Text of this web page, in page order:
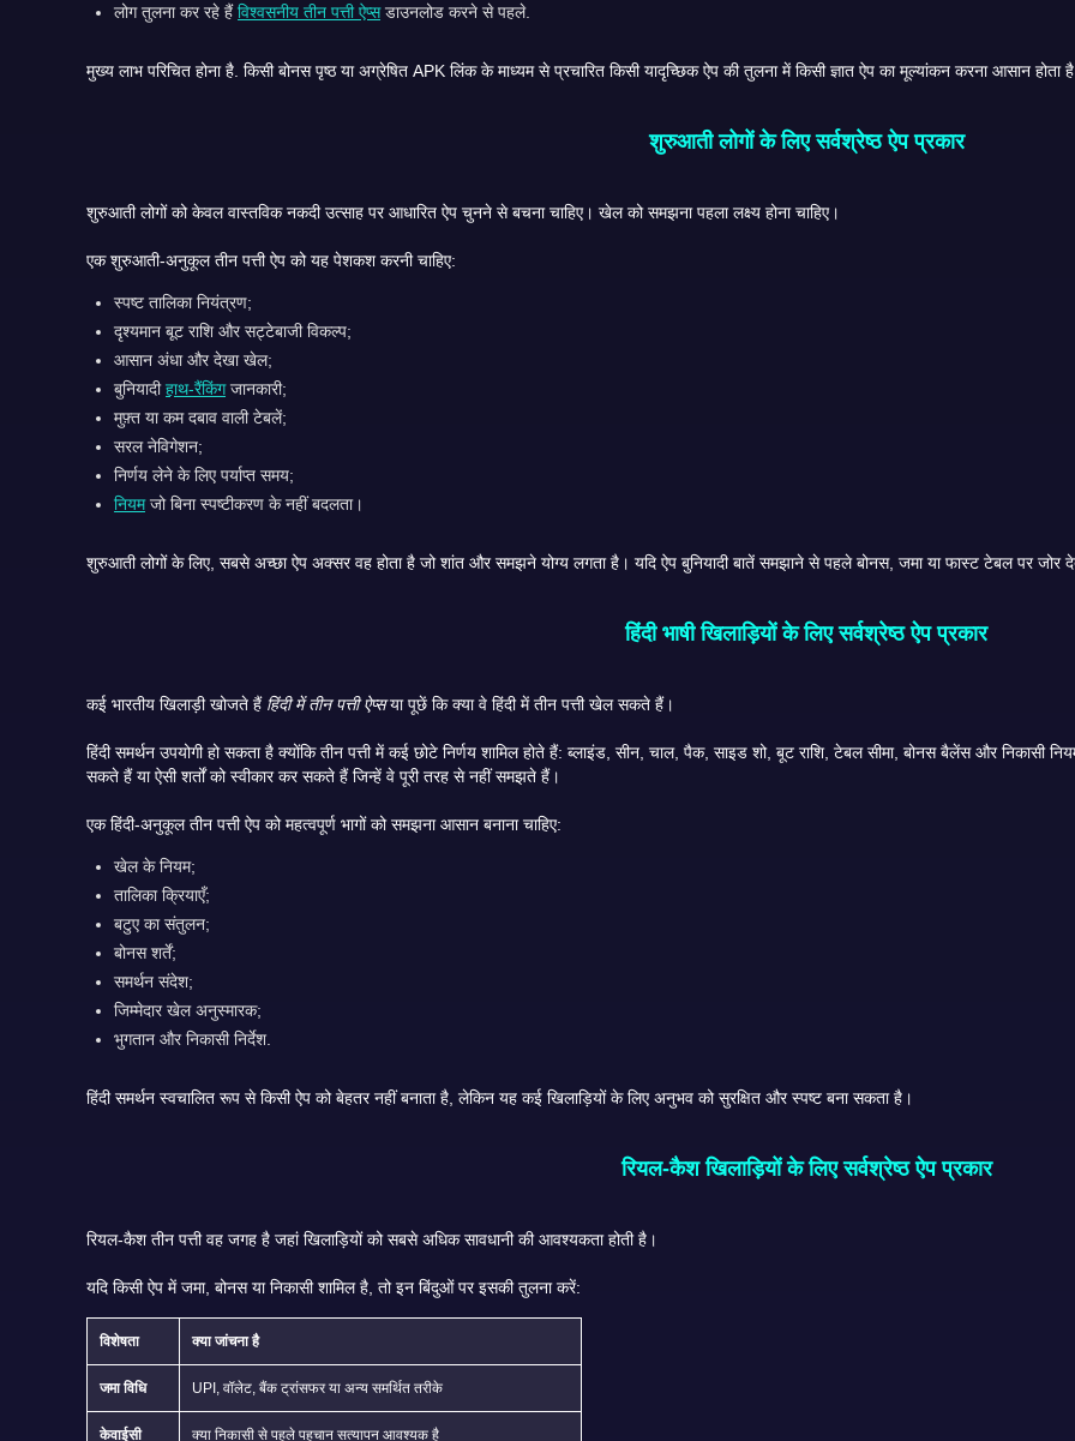
लोग तुलना कर रहे हैंविश्वसनीय तीन पत्ती ऐप्सडाउनलोड करने से पहले.
मुख्य लाभ परिचित होना है. किसी बोनस पृष्ठ या अग्रेषित APK लिंक के माध्यम से प्रचारित किसी यादृच्छिक ऐप की तुलना में किसी ज्ञात ऐप का मूल्यांकन करना आसान
शुरुआती लोगों के लिए सर्वश्रेष्ठ ऐप प्रकार
शुरुआती लोगों को केवल वास्तविक नकदी उत्साह पर आधारित ऐप चुनने से बचना चाहिए। खेल को समझना पहला लक्ष्य होना चाहिए।
एक शुरुआती-अनुकूल तीन पत्ती ऐप को यह पेशकश करनी चाहिए:
स्पष्ट तालिका नियंत्रण;
दृश्यमान बूट राशि और सट्टेबाजी विकल्प;
आसान अंधा और देखा खेल;
बुनियादीहाथ-रैंकिंगजानकारी;
मुफ़्त या कम दबाव वाली टेबलें;
सरल नेविगेशन;
निर्णय लेने के लिए पर्याप्त समय;
नियमजो बिना स्पष्टीकरण के नहीं बदलता।
हिंदी भाषी खिलाड़ियों के लिए सर्वश्रेष्ठ ऐप प्रकार
कई भारतीय खिलाड़ी खोजते हैं हिंदी में तीन पत्ती ऐप्स या पूछें कि क्या वे हिंदी में तीन पत्ती खेल सकते हैं।
हिंदी समर्थन उपयोगी हो सकता है क्योंकि तीन पत्ती में कई छोटे निर्णय शामिल होते हैं: ब्लाइंड, सीन, चाल, पैक, साइड शो, बूट राशि, टेबल सीमा, बोनस बैलेंस और निकासी नियम। यदि कोई खिलाड़ी इन शर्तों को गलत समझता है, तो वे खराब निर्णय ले
सकते हैं या ऐसी शर्तों को स्वीकार कर सकते हैं जिन्हें वे पूरी तरह से नहीं समझते हैं।
एक हिंदी-अनुकूल तीन पत्ती ऐप को महत्वपूर्ण भागों को समझना आसान बनाना चाहिए:
खेल के नियम;
तालिका क्रियाएँ;
बटुए का संतुलन;
बोनस शर्तें;
समर्थन संदेश;
जिम्मेदार खेल अनुस्मारक;
भुगतान और निकासी निर्देश.
हिंदी समर्थन स्वचालित रूप से किसी ऐप को बेहतर नहीं बनाता है, लेकिन यह कई खिलाड़ियों के लिए अनुभव को सुरक्षित और स्पष्ट बना सकता है।
रियल-कैश खिलाड़ियों के लिए सर्वश्रेष्ठ ऐप प्रकार
रियल-कैश तीन पत्ती वह जगह है जहां खिलाड़ियों को सबसे अधिक सावधानी की आवश्यकता होती है।
यदि किसी ऐप में जमा, बोनस या निकासी शामिल है, तो इन बिंदुओं पर इसकी तुलना करें:
विशेषता क्या जांचना है
जमा विधि UPI, वॉलेट, बैंक ट्रांसफर या अन्य समर्थित तरीके
केवाईसी क्या निकासी से पहले पहचान सत्यापन आवश्यक है